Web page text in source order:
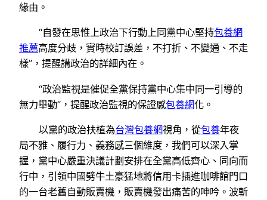
緣由。
“自發在思惟上政治下行動上同黨中心堅持包養網
推薦高度分歧，實時校訂誤差，不打折、不變通、不走
樣”，提醒講政治的詳細內在。
“政治監視是催促全黨保持黨中心集中同一引導的
無力舉動”，提醒政治監視的保證感包養網化。
以黨的政治扶植為台灣包養網視角，從包養年夜
局不雅、履行力、義務感三個維度，我們可以深入掌
握，黨中心嚴重決議計劃安排在全黨高低齊心、同向而
行中，引領中國劈牛土豪猛地將信用卡插進咖啡館門口
的一台老舊自動販賣機，販賣機發出痛苦的呻吟。波斬